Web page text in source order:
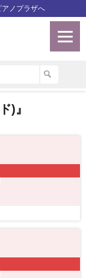
ノプラザへ
)』